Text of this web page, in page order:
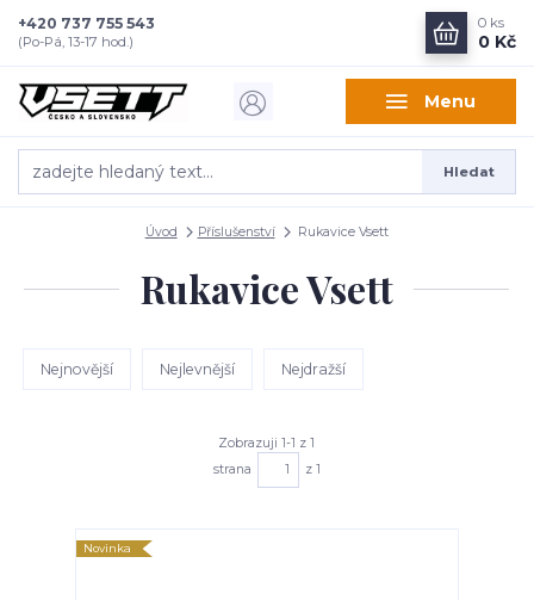
Menu
Hledat
+420 737 755 543
(Po-Pá, 13-17 hod.)
0 ks
0 Kč
Úvod Příslušenství Rukavice Vsett
Rukavice Vsett
Nejnovější Nejlevnější Nejdražší
Zobrazuji 1-1 z 1
strana
z 1
Novinka